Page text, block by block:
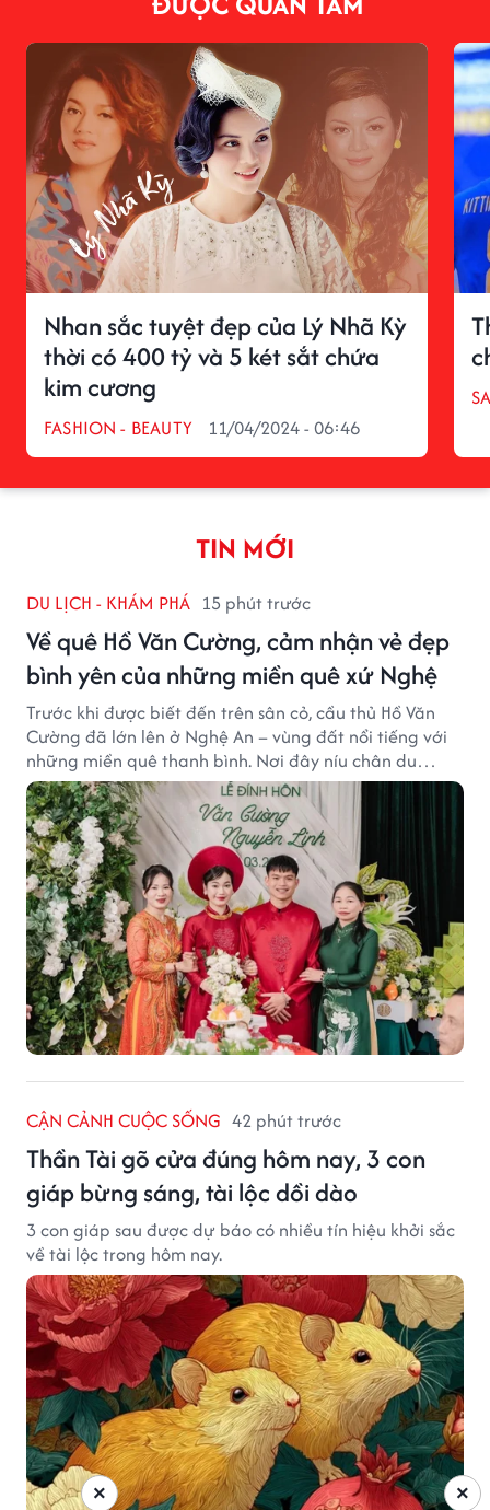
Nhan sắc tuyệt đẹp của Lý Nhã Kỳ
thời có 400 tỷ và 5 két sắt chứa
kim cương
FASHION - BEAUTY 11/04/2024 - 06:46
TIN MỚI
DU LỊCH - KHÁM PHÁ 15 phút trước
Về quê Hồ Văn Cường, cảm nhận vẻ đẹp
bình yên của những miền quê xứ Nghệ
Trước khi được biết đến trên sân cỏ, cầu thủ Hồ Văn
Cường đã lớn lên ở Nghệ An – vùng đất nổi tiếng với
những miền quê thanh bình. Nơi đây níu chân du
khách bằng cánh đồng xanh, làng quê yên ả và nhịp
sống chậm đầy bình yên.
CẬN CẢNH CUỘC SỐNG 42 phút trước
Thần Tài gõ cửa đúng hôm nay, 3 con
giáp bừng sáng, tài lộc dồi dào
3 con giáp sau được dự báo có nhiều tín hiệu khởi sắc
về tài lộc trong hôm nay.
×
×